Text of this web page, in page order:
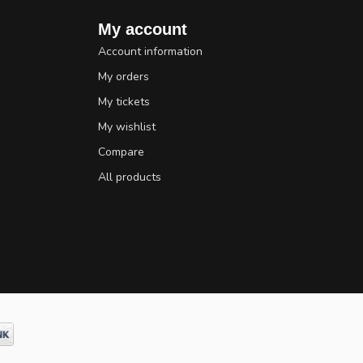
My account
Account information
My orders
My tickets
My wishlist
Compare
All products